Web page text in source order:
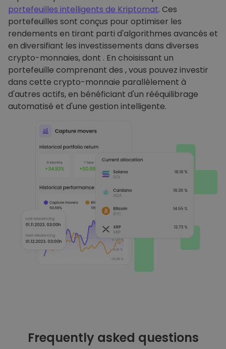
portefeuilles intelligents de Kriptomat. Ces
portefeuilles sont conçus pour optimiser les
rendements en tirant parti d'algorithmes avancés et
en diversifiant les investissements dans diverses
crypto-monnaies, dont . En choisissant un
portefeuille comprenant des , vous pouvez investir
dans cette crypto-monnaie parallèlement à
d'autres actifs, en bénéficiant d'un rééquilibrage
automatisé et d'une gestion intelligente.
Frequently asked questions